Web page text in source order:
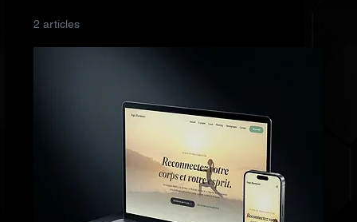
2 articles